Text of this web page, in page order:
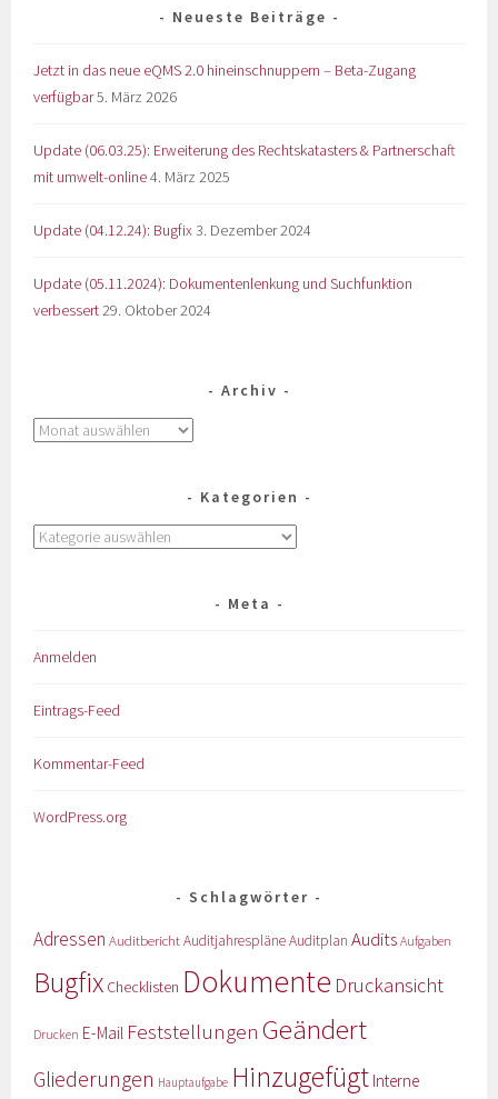
Neueste Beiträge
Jetzt in das neue eQMS 2.0 hineinschnuppern – Beta-Zugang
verfügbar5. März 2026
Update (06.03.25): Erweiterung des Rechtskatasters & Partnerschaft
mit umwelt-online4. März 2025
Update (04.12.24): Bugfix3. Dezember 2024
Update (05.11.2024): Dokumentenlenkung und Suchfunktion
verbessert29. Oktober 2024
Archiv
Kategorien
Meta
Anmelden
Eintrags-Feed
Kommentar-Feed
WordPress.org
Schlagwörter
Adressen AuditberichtAuditjahrespläneAuditplan Audits Aufgaben
Bugfix Checklisten Dokumente Druckansicht
Drucken E-Mail Feststellungen Geändert
Gliederungen Hauptaufgabe Hinzugefügt Interne